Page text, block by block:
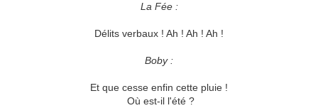
La Fée :
Délits verbaux ! Ah ! Ah ! Ah !
Boby :
Et que cesse enfin cette pluie !
Où est-il l'été ?